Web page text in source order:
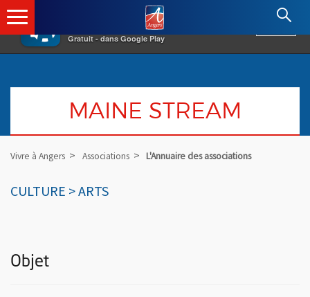
×
Gratuit - dans Google Play
Angers.fr : Retour à l'accueil
MAINE STREAM
Vivre à Angers Associations L'Annuaire des associations
CULTURE > ARTS
Objet